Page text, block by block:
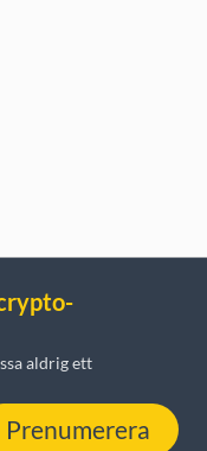
aldrig ett
Prenumerera